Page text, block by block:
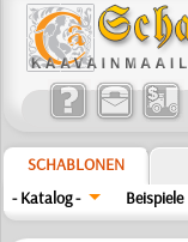
SCHABLONEN
- Katalog -
Beispiele